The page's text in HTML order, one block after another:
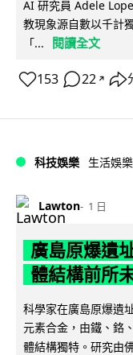
AI 研究員 Adele
教現象源自數以千計
「...
閱讀全文
153 22 ↗
科技娛樂 生活娛樂
Lawton 1 日
廣島原爆遺
體結構前所
科學家在廣島原爆遺
元素合金，由鐵、鉻
體結構獨特。研究由